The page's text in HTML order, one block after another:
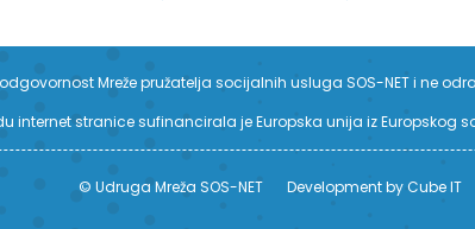
Mreže pružatelja socijalnih usluga SOS-NET i ne
internet stranice sufinancirala je Europska unija iz Europskog
© Udruga Mreža SOS-NET Development by Cube IT